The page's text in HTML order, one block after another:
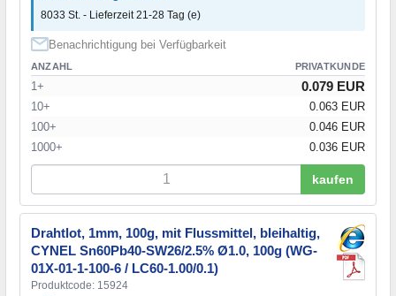
8033 St. - Lieferzeit 21-28 Tag (e)
Benachrichtigung bei Verfügbarkeit
ANZAHL PRIVATKUNDE
1+ 0.079 EUR
10+
0.063 EUR
100+
0.046 EUR
1000+
0.036 EUR
kaufen
Drahtlot, 1mm, 100g, mit Flussmittel, bleihaltig,
CYNEL Sn60Pb40-SW26/2.5% Ø1.0, 100g (WG-
01X-01-1-100-6 / LC60-1.00/0.1)
Produktcode: 15924